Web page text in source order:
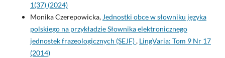
1(37) (2024)
Monika Czerepowicka, Jednostki obce w słowniku języka
polskiego na przykładzie Słownika elektronicznego
jednostek frazeologicznych (SEJF), LingVaria: Tom 9 Nr 17
(2014)